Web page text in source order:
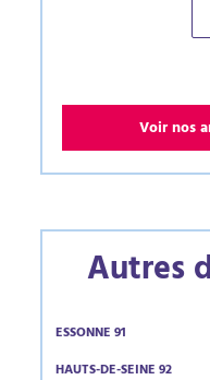
Voir nos
Autres
ESSONNE 91
HAUTS-DE-SEINE 92